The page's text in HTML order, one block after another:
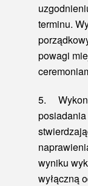
terminu.
powagi
5.
wyniku
wyłączną